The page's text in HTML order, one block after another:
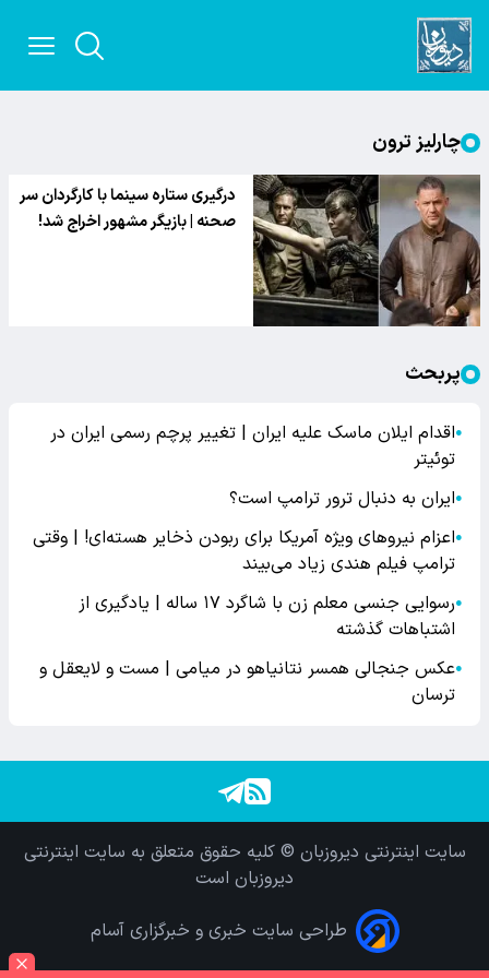
چارلیز ترون
درگیری ستاره سینما با کارگردان سر
صحنه | بازیگر مشهور اخراج شد!
پربحث
●اقدام ایلان ماسک علیه ایران | تغییر پرچم رسمی ایران در
توئیتر
●ایران به دنبال ترور ترامپ است؟
●اعزام نیروهای ویژه آمریکا برای ربودن ذخایر هسته‌ای! | وقتی
ترامپ فیلم هندی زیاد می‌بیند
●
رسوایی جنسی معلم زن با شاگرد ۱۷ ساله | یادگیری از
اشتباهات گذشته
●عکس جنجالی همسر نتانیاهو در میامی | مست و لایعقل و
ترسان
سایت اینترنتی دیروزبان © کلیه حقوق متعلق به سایت اینترنتی
دیروزبان است
طراحی سایت خبری و خبرگزاری آسام